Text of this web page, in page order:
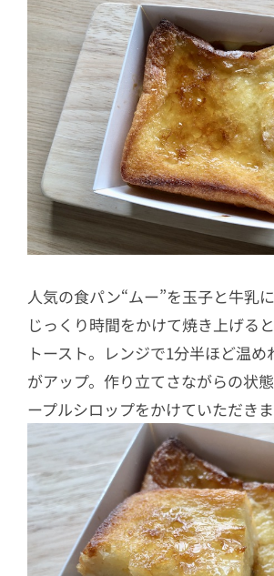
人気の食パン“ムー”を玉子と牛乳に
じっくり時間をかけて焼き上げる
トースト。レンジで1分半ほど温
がアップ。作り立てさながらの状
ープルシロップをかけていただきま